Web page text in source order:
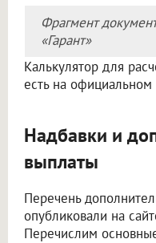
Фрагмент
«Гарант»
Калькулятор для
есть на
Надбавки и
выплаты
Перечень
опубликовали на
Перечислим